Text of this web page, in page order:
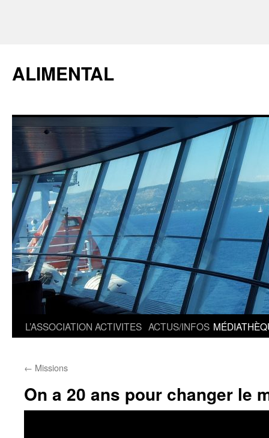
ALIMENTAL
L’ASSOCIATION ACTIVITES ACTUS/INFOS
← Missions
On a 20 ans pour changer le